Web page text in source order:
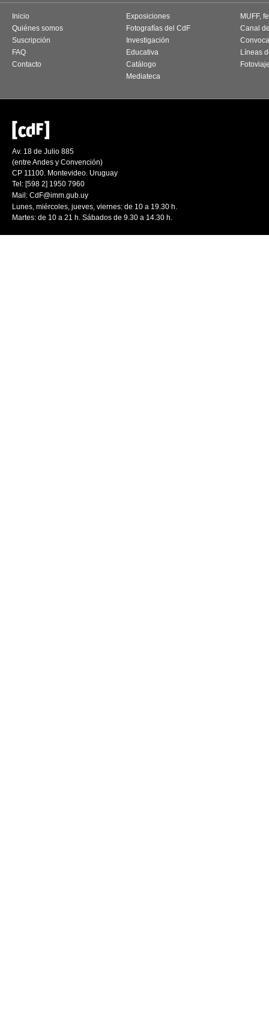
Inicio
Quiénes somos
Suscripción
FAQ
Contacto
Exposiciones
Fotografías del CdF
Investigación
Educativa
Catálogo
Mediateca
MUFF,
Canal
Líneas
Av. 18 de Julio 885
(entre Andes y Convención)
CP 11100. Montevideo. Uruguay
Tel: [598 2] 1950 7960
Mail: CdF@imm.gub.uy
Lunes, miércoles, jueves, viernes: de 10 a 19.30 h.
Martes: de 10 a 21 h. Sábados de 9.30 a 14.30 h.